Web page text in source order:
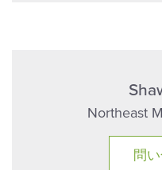
Northeast
問